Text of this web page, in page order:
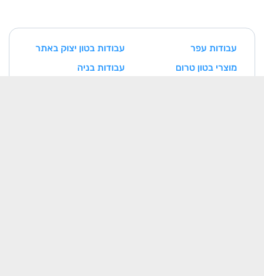
עבודות עפר
עבודות בטון יצוק באתר
מוצרי בטון טרום
עבודות בניה